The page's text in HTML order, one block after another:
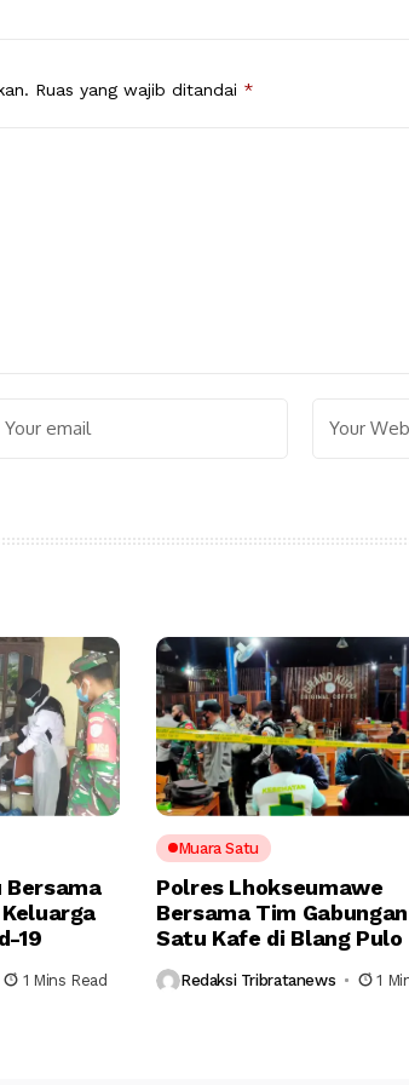
Ruas yang wajib ditandai *
Bersama
19
1 Mins Read
Muara Satu
Polres Lhokseumawe
Bersama Tim
Satu Kafe di Blang Pulo
Redaksi Tribratanews 1